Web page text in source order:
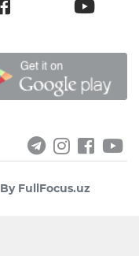
By FullFocus.uz